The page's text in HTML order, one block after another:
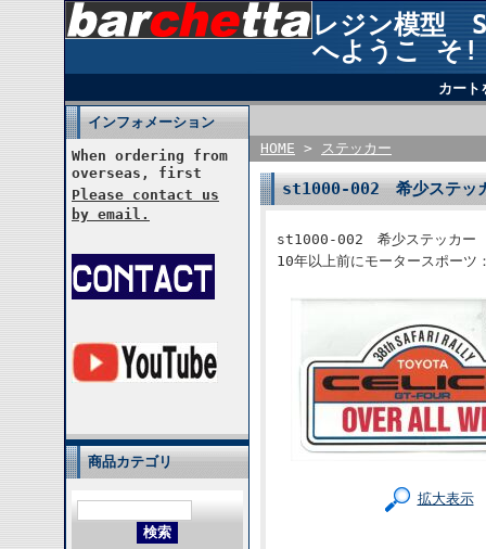
レジン模型
へようこ そ!
カート
インフォメーション
When ordering from
overseas, first
Please contact us
by email.
商品カテゴリ
HOME > ステッカー
st1000-002 希少ステッ
st1000-002 希少ステッカー
10年以上前にモータースポーツ
拡大表示